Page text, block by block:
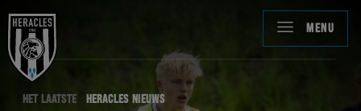
MENU
HET LAATSTE HERACLES NIEUWS